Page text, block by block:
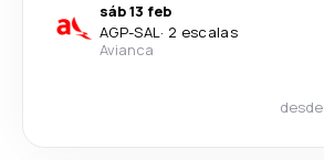
sáb 13 feb
AGP-SAL· 2 escalas
Avianca
desde